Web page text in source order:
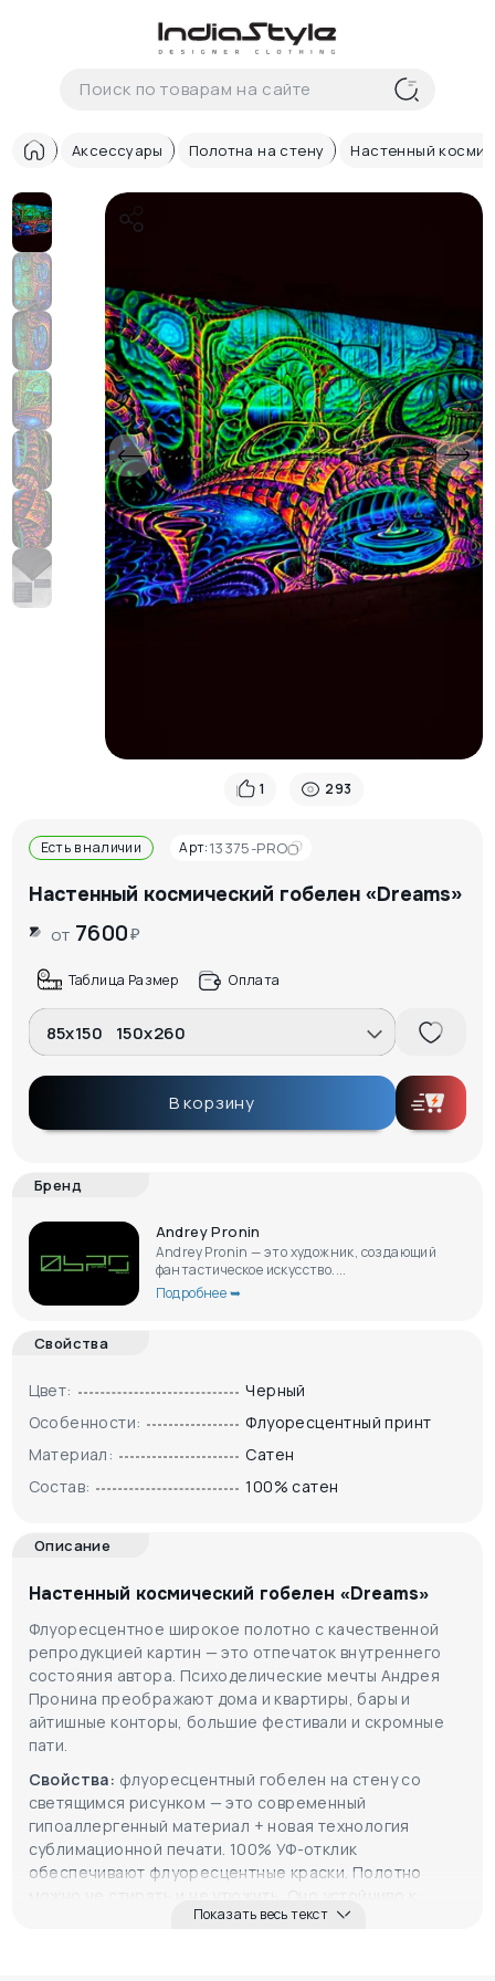
Корзина
В корзиненеттоваров
Корзина покупок пуста..
Аксессуары Полотна на стену Настенный
1 293
Есть в наличии Арт:13375-PRO
Настенный космический гобелен «Dreams»
от 7600₽
Таблица Размер Оплата
85x150 150x260
В корзину
Бренд
Andrey Pronin
Andrey Pronin — это художник, создающий
фантастическое искусство....
Подробнее ➥
Свойства
Цвет:
Черный
Особенности:
Флуоресцентный принт
Материал:
Сатен
Состав:
100% сатен
Описание
Настенный космический гобелен «Dreams»
Флуоресцентное широкое полотно с качественной
репродукцией картин — это отпечаток внутреннего
состояния автора. Психоделические мечты Андрея
Пронина преображают дома и квартиры, бары и
айтишные конторы, большие фестивали и скромные
пати.
Свойства: флуоресцентный гобелен на стену со
светящимся рисунком — это современный
гипоаллергенный материал + новая технология
сублимационной печати. 100% УФ-отклик
обеспечивают флуоресцентные краски. Полотно
можно не стирать и не утюжить. Оно устойчиво к
прямым солнечным лучам и запылению.
Показать весь текст